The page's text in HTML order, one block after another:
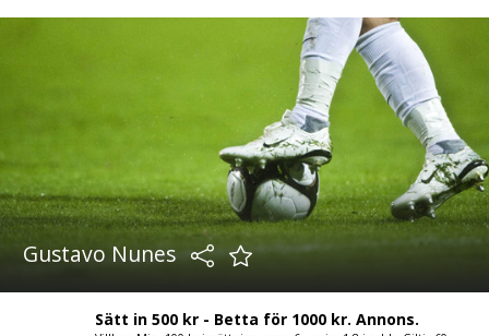
Gustavo Nunes
Sätt in 500 kr - Betta för 1000 kr. Annons.